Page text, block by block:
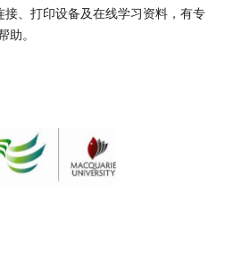
接、打印设备及在线学习资料，有专
助。